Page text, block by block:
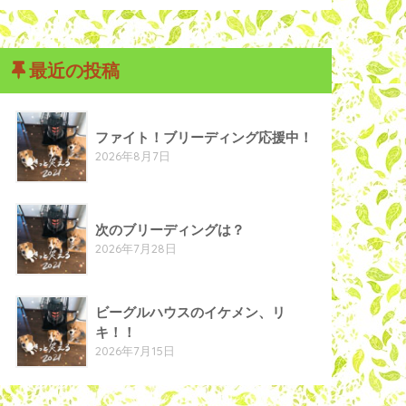
最近の投稿
ファイト！ブリーディング応援中！
2026年8月7日
次のブリーディングは？
2026年7月28日
ビーグルハウスのイケメン、リ
キ！！
2026年7月15日